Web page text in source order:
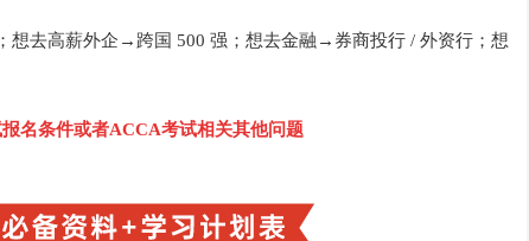
去高薪外企→跨国 500 强；想去金融→券商投行 / 外资行；想
名条件或者ACCA考试相关其他问题